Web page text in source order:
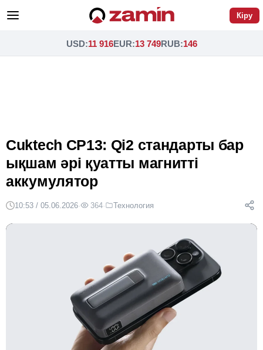
Кіру
USD:11 916EUR:13 749RUB:146
Cuktech CP13: Qi2 стандарты бар
ықшам әрі қуатты магнитті
аккумулятор
10:53 / 05.06.2026· 364· Технология